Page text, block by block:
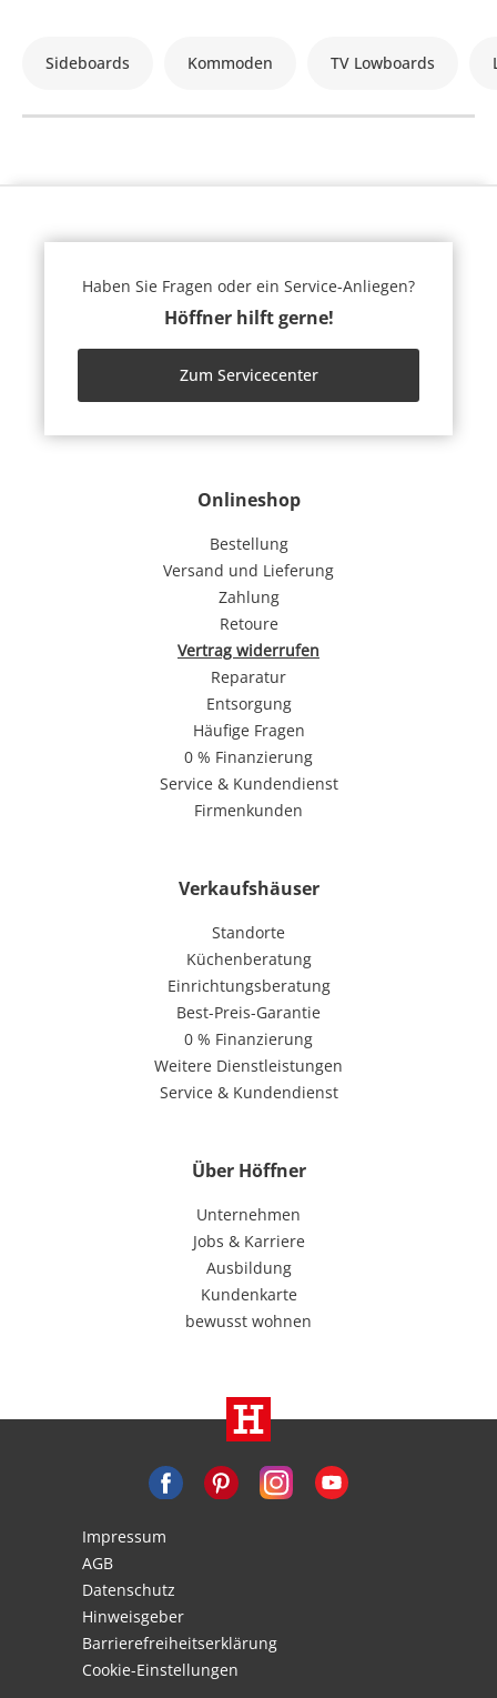
Sideboards Kommoden TV Lowboards
Onlineshop
Bestellung
Versand und Lieferung
Zahlung
Retoure
Vertrag widerrufen
Reparatur
Entsorgung
Häufige Fragen
0 % Finanzierung
Service & Kundendienst
Firmenkunden
Verkaufshäuser
Standorte
Küchenberatung
Einrichtungsberatung
Best-Preis-Garantie
0 % Finanzierung
Weitere Dienstleistungen
Service & Kundendienst
Über Höffner
Unternehmen
Jobs & Karriere
Ausbildung
Kundenkarte
bewusst wohnen
Haben Sie Fragen oder ein Service-Anliegen?
Höffner hilft gerne!
Zum Servicecenter
Impressum
AGB
Datenschutz
Hinweisgeber
Barrierefreiheitserklärung
Cookie-Einstellungen